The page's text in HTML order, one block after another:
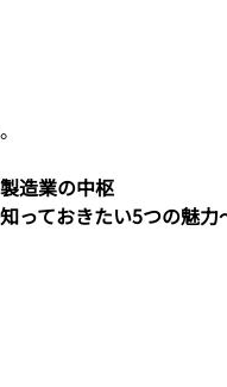
造業の中枢
っておきたい5つの魅力